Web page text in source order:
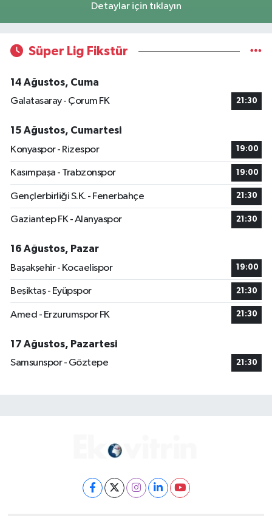
Detaylar için tıklayın
Süper Lig Fikstür
14 Ağustos, Cuma
Galatasaray - Çorum FK
21:30
15 Ağustos, Cumartesi
Konyaspor - Rizespor
19:00
Kasımpaşa - Trabzonspor 19:00
Gençlerbirliği S.K. - Fenerbahçe 21:30
Gaziantep FK - Alanyaspor 21:30
16 Ağustos, Pazar
Başakşehir - Kocaelispor
19:00
Beşiktaş - Eyüpspor 21:30
Amed - Erzurumspor FK 21:30
17 Ağustos, Pazartesi
Samsunspor - Göztepe
21:30